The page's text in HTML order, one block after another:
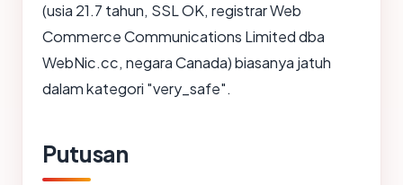
(usia 21.7 tahun, SSL OK, registrar Web
Commerce Communications Limited dba
WebNic.cc, negara Canada) biasanya jatuh
dalam kategori "very_safe".
Putusan